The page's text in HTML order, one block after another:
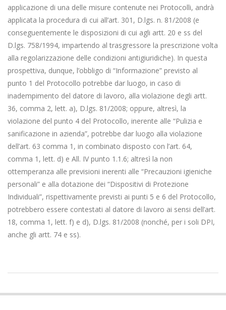
applicazione di una delle misure contenute nei Protocolli, andrà
applicata la procedura di cui all’art. 301, D.lgs. n. 81/2008 (e
conseguentemente le disposizioni di cui agli artt. 20 e ss del
D.lgs. 758/1994, impartendo al trasgressore la prescrizione volta
alla regolarizzazione delle condizioni antigiuridiche). In questa
prospettiva, dunque, l’obbligo di “Informazione” previsto al
punto 1 del Protocollo potrebbe dar luogo, in caso di
inadempimento del datore di lavoro, alla violazione degli artt.
36, comma 2, lett. a), D.lgs. 81/2008; oppure, altresì, la
violazione del punto 4 del Protocollo, inerente alle “Pulizia e
sanificazione in azienda”, potrebbe dar luogo alla violazione
dell’art. 63 comma 1, in combinato disposto con l’art. 64,
comma 1, lett. d) e All. IV punto 1.1.6; altresì la non
ottemperanza alle previsioni inerenti alle “Precauzioni igieniche
personali” e alla dotazione dei “Dispositivi di Protezione
Individuali”, rispettivamente previsti ai punti 5 e 6 del Protocollo,
potrebbero essere contestati al datore di lavoro ai sensi dell’art.
18, comma 1, lett. f) e d), D.lgs. 81/2008 (nonché, per i soli DPI,
anche gli artt. 74 e ss).
06-